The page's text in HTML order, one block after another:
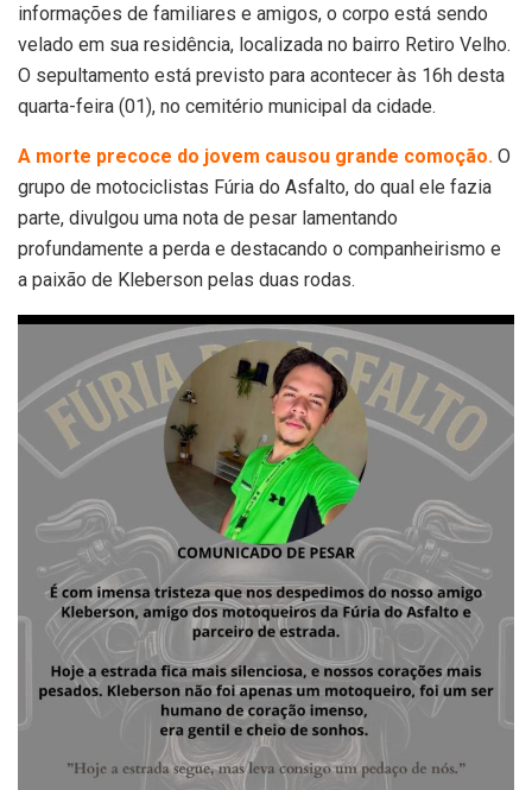
informações de familiares e amigos, o corpo está sendo
velado em sua residência, localizada no bairro Retiro Velho.
O sepultamento está previsto para acontecer às 16h desta
quarta-feira (01), no cemitério municipal da cidade.
A morte precoce do jovem causou grande comoção. O
grupo de motociclistas Fúria do Asfalto, do qual ele fazia
parte, divulgou uma nota de pesar lamentando
profundamente a perda e destacando o companheirismo e
a paixão de Kleberson pelas duas rodas.